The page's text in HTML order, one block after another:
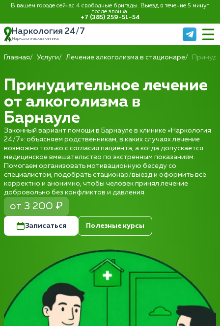
В вашем городе сейчас 4 свободные бригады. Выезд в течение 5 минут
после звонка:
+7 (385) 259-51-54
Наркология 24/7
Наркологическая клиника
Главная Услуги Лечение алкоголизма в стационаре
Принудительное лечение
от алкоголизма в
Барнауле
Законный вариант помощи в Барнауле в клинике «Наркология
24/7»: объясняем родственникам, в каких случаях лечение
возможно только с согласия пациента, а когда допускается
медицинское вмешательство по экстренным показаниям.
Помогаем организовать мотивационную беседу со
специалистом, подобрать стационар/выезд и оформить всё
корректно и анонимно, чтобы человек принял лечение
добровольно без конфликтов и давления.
от 3 200 ₽
Записаться Полезные курсы